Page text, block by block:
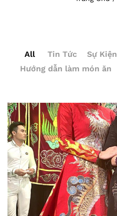
All Tin Tức Sự Kiện
Hướng dẫn làm món ăn